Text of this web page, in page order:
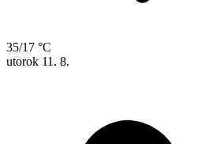
35/17 °C
utorok 11. 8.